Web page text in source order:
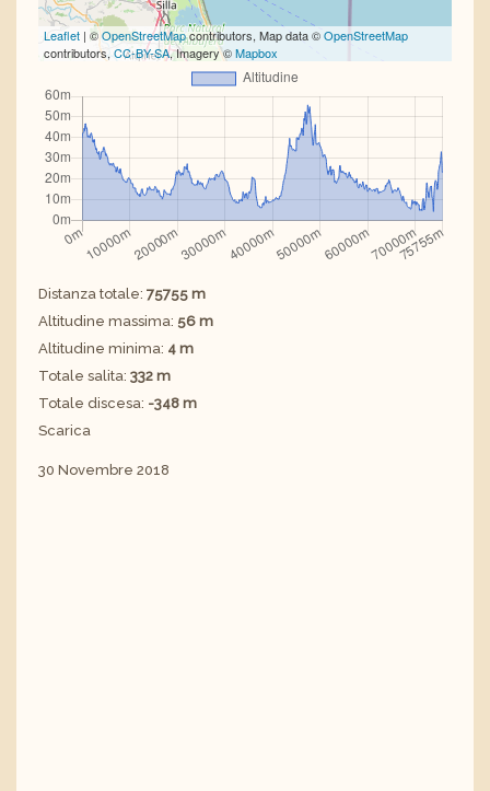
Leaflet | ©OpenStreetMapcontributors, Map data ©OpenStreetMap
contributors, CC-BY-SA, Imagery ©Mapbox
Distanza totale: 75755 m
Altitudine massima: 56 m
Altitudine minima: 4 m
Totale salita: 332 m
Totale discesa: -348 m
Scarica
30 Novembre 2018